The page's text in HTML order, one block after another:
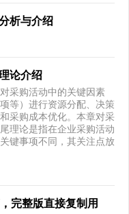
析与介绍
论介绍
采购活动中的关键因素
等）进行资源分配、决策
采购成本优化。本章对采
理论是指在企业采购活动
键事项不同，其关注点放
完整版直接复制用